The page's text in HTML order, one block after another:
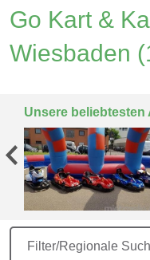
Go Kart &
Wiesbaden
Unsere beliebtesten
Filter/Regionale